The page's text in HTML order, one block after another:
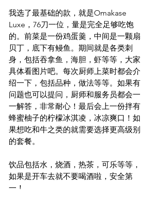
我选了最基础的款，就是Omakase
Luxe，76刀一位，量是完全足够吃饱
的。前菜是一份鸡蛋羹，中间是一颗扇
贝丁，底下有鳗鱼。期间就是各类刺
身，包括吞拿鱼，海胆，虾等等，大家
具体看图片吧。每次厨师上菜时都会介
绍一下，包括品种，做法等等。如果有
问题也可以提问，厨师和服务员都会一
一解答，非常耐心！最后会上一份拌有
蜂蜜柚子的柠檬冰淇凌，冰凉爽口！如
果想吃和牛之类的就需要选择更高级别
的套餐。
饮品包括水，烧酒，热茶，可乐等等，
如果是开车去就不要喝酒啦，安全第
一！